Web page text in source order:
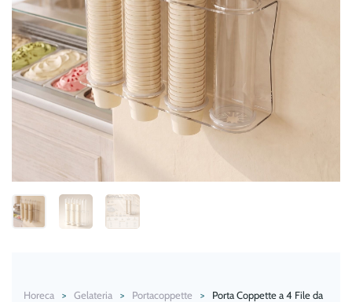
Horeca Gelateria Portacoppette
Porta Coppette a 4 File da